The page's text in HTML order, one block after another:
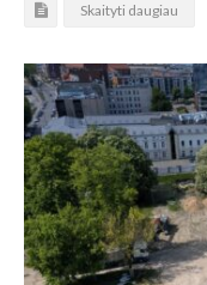
Skaityti daugiau